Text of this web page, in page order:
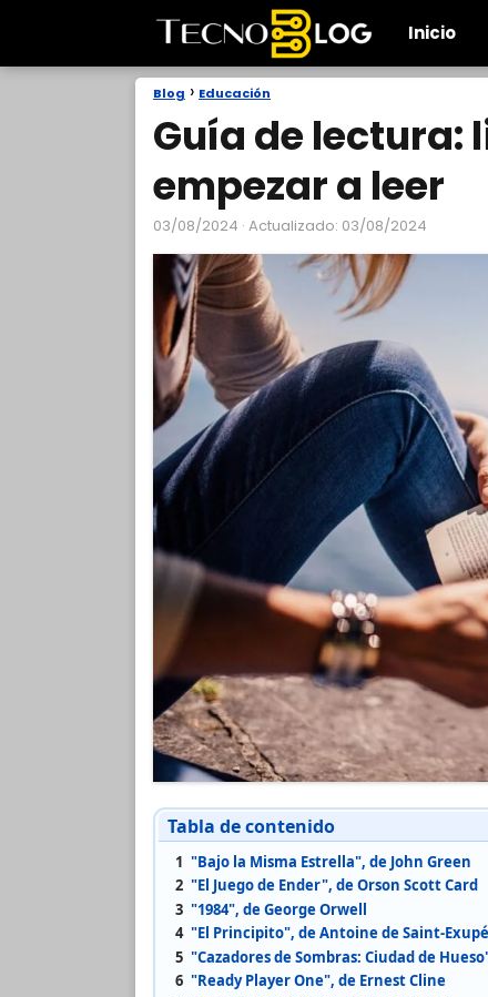
Inicio
Blog Educación
Guía de lectura:
empezar a leer
03/08/2024 · Actualizado: 03/08/2024
Tabla de contenido
1 "Bajo la Misma Estrella", de John Green
2 "El Juego de Ender", de Orson Scott Card
3 "1984", de George Orwell
4 "El Principito", de Antoine de Saint-
5 "Cazadores de Sombras: Ciudad de
6 "Ready Player One", de Ernest Cline